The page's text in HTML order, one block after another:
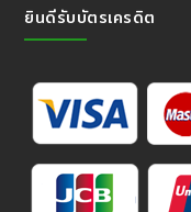
ยินดีรับบัตรเครดิต